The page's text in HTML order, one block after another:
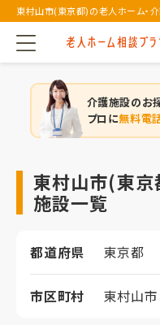
東村山市(東京都)の老人ホーム・
介護施設のお
プロに無料電
東村山市(東京
施設一覧
都道府県 東京都
市区町村 東村山市